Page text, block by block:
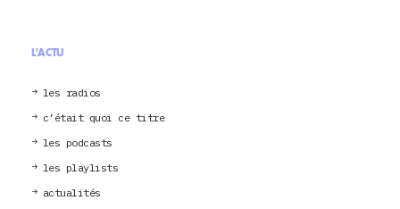
L'ACTU
les radios
c’était quoi ce titre
les podcasts
les playlists
actualités